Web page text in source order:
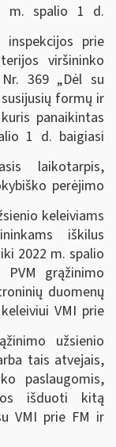
m. spalio 1 d.
inspekcijos prie
viršininko
369 „Dėl su
formų ir
panaikintas
1 d. baigiasi
laikotarpis,
perėjimo
keleiviams
iškilus
2022 m. spalio
grąžinimo
duomenų
VMI prie
užsienio
tais atvejais,
paslaugomis,
išduoti kitą
VMI prie FM ir